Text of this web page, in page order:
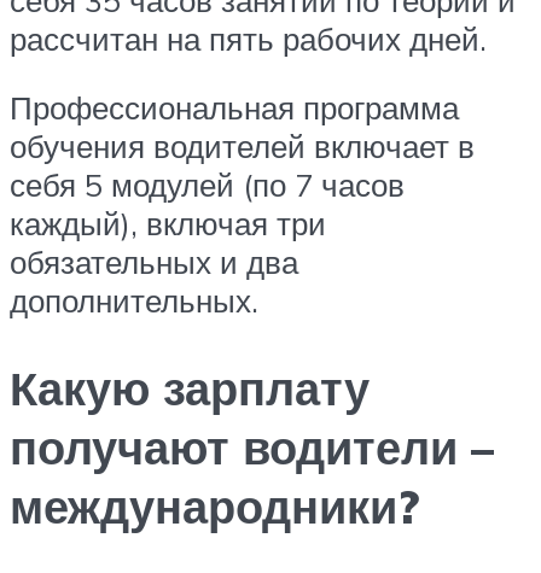
рассчитан на пять рабочих дней.
Профессиональная программа
обучения водителей включает в
себя 5 модулей (по 7 часов
каждый), включая три
обязательных и два
дополнительных.
Какую зарплату
получают водители –
международники?